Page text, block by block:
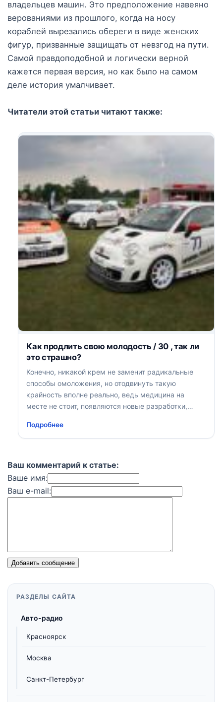
владельцев машин. Это предположение навеяно
верованиями из прошлого, когда на носу
кораблей вырезались обереги в виде женских
фигур, призванные защищать от невзгод на пути.
Самой правдоподобной и логически верной
кажется первая версия, но как было на самом
деле история умалчивает.
Читатели этой статьи читают также:
Как продлить свою молодость / 30 , так ли
это страшно?
Конечно, никакой крем не заменит радикальные
способы омоложения, но отодвинуть такую
крайность вполне реально, ведь медицина на
месте не стоит, появляются новые разработки,
Подробнее
Ваш комментарий к статье:
Ваше имя:
Ваш e-mail:
Добавить сообщение
РАЗДЕЛЫ САЙТА
Авто-радио
Красноярск
Москва
Санкт-Петербург